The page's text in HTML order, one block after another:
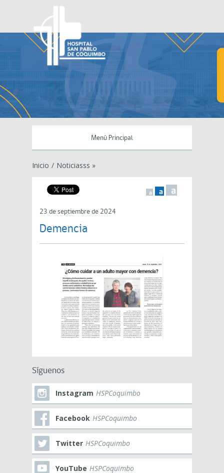
Menú Principal
Inicio / Noticiasss »
a a a
23 de septiembre de 2024
Demencia
Síguenos
Instagram HSPCoquimbo
Facebook HSPCoquimbo
Twitter HSPCoquimbo
YouTube HSPCoquimbo